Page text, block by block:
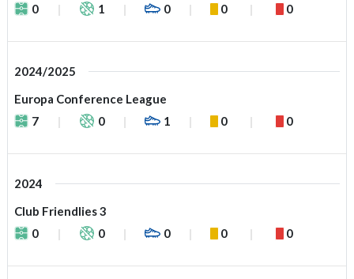
0
1 0 0 0
2024/2025
Europa Conference League
7
0 1 0 0
2024
Club Friendlies 3
0
0 0 0 0